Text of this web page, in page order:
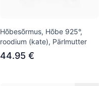
Hõbesõrmus, Hõbe 925°,
roodium (kate), Pärlmutter
44.95 €